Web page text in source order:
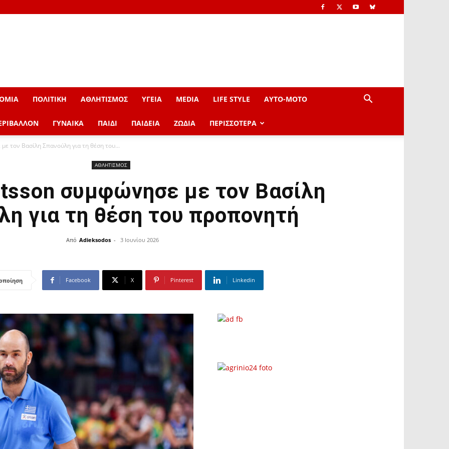
ΠΟΛΙΤΙΚΗ ΑΘΛΗΤΙΣΜΟΣ ΥΓΕΙΑ MEDIA LIFE STYLE AYTO-ΜOTO
ΓΥΝΑΙΚΑ ΠΑΙΔΙ ΠΑΙΔΕΙΑ ΖΩΔΙΑ ΠΕΡΙΣΣΟΤΕΡΑ
τον Βασίλη Σπανούλη για τη θέση του...
ΑΘΛΗΤΙΣΜΟΣ
συμφώνησε με τον Βασίλη
για τη θέση του προπονητή
Από Adieksodos - 3 Ιουνίου 2026
Facebook X Pinterest Linkedin